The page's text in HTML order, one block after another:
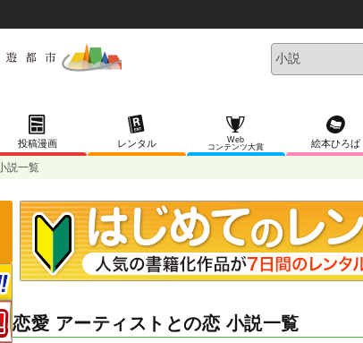
投稿漫画 レンタル
Web
コンテンツ大賞
絵本ひろば
説一覧
恋愛 アーティストとの恋 小説一覧